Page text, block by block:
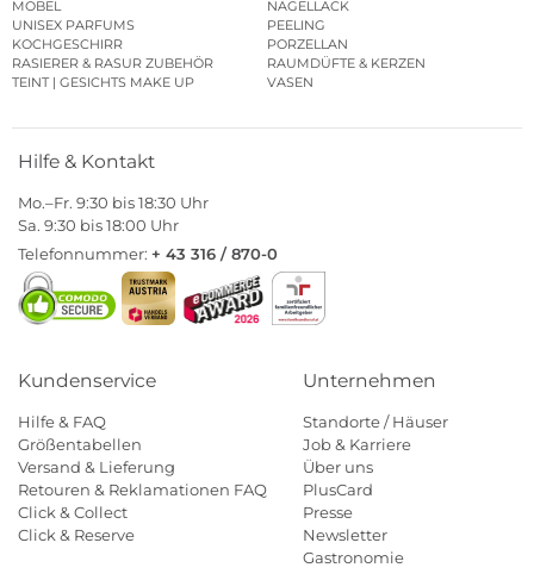
MÖBEL
NAGELLACK
UNISEX PARFUMS
PEELING
KOCHGESCHIRR
PORZELLAN
RASIERER & RASUR ZUBEHÖR
RAUMDÜFTE & KERZEN
TEINT | GESICHTS MAKE UP
VASEN
Hilfe & Kontakt
Mo.–Fr. 9:30 bis 18:30 Uhr
Sa. 9:30 bis 18:00 Uhr
Telefonnummer: + 43 316 / 870-0
Kundenservice
Hilfe & FAQ
Größentabellen
Versand & Lieferung
Retouren & Reklamationen FAQ
Click & Collect
Click & Reserve
Unternehmen
Standorte / Häuser
Job & Karriere
Über uns
PlusCard
Presse
Newsletter
Gastronomie